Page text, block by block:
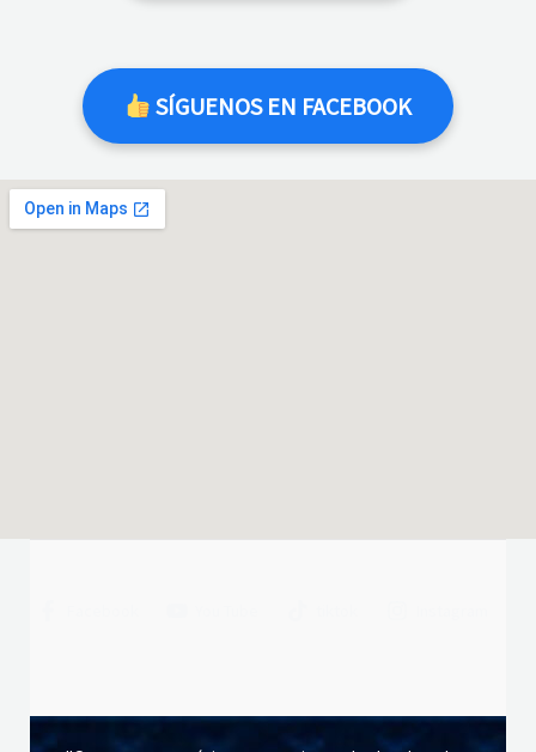
SÍGUENOS EN FACEBOOK